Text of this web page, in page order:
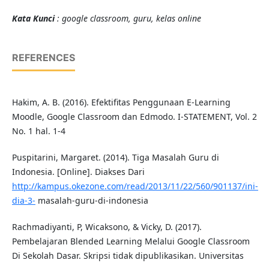
Kata Kunci: google classroom, guru, kelas online
REFERENCES
Hakim, A. B. (2016). Efektifitas Penggunaan E-Learning
Moodle, Google Classroom dan Edmodo. I-STATEMENT, Vol. 2
No. 1 hal. 1-4
Puspitarini, Margaret. (2014). Tiga Masalah Guru di
Indonesia. [Online]. Diakses Dari
http://kampus.okezone.com/read/2013/11/22/560/901137/ini-
dia-3- masalah-guru-di-indonesia
Rachmadiyanti, P, Wicaksono, & Vicky, D. (2017).
Pembelajaran Blended Learning Melalui Google Classroom
Di Sekolah Dasar. Skripsi tidak dipublikasikan. Universitas